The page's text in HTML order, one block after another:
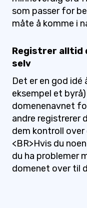
som passer for
måte å komme i
Registrer alltid
selv
Det er en god idé
eksempel et
domenenavnet
andre registrerer
dem kontroll
<BR>Hvis du
du ha problemer
domenet over til